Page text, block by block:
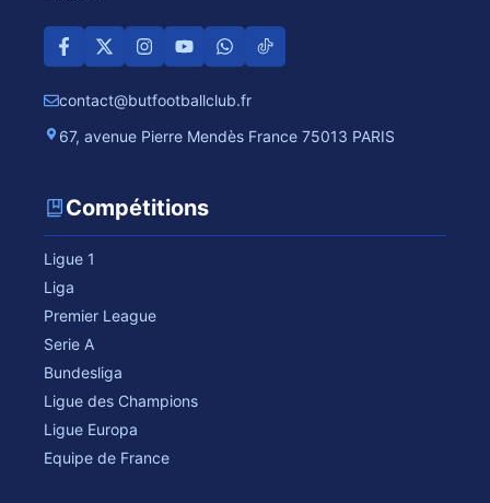
contact@butfootballclub.fr
67, avenue Pierre Mendès France 75013 PARIS
Compétitions
Ligue 1
Liga
Premier League
Serie A
Bundesliga
Ligue des Champions
Ligue Europa
Equipe de France